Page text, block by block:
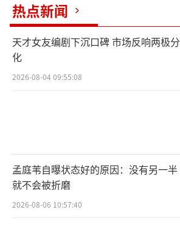
热点新闻
天才女友编剧下沉口碑 市场反响两极分
化
2026-08-04 09:55:08
孟庭苇自曝状态好的原因：没有另一半
就不会被折磨
2026-08-06 10:57:40